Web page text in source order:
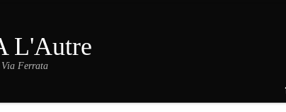
L'Autre
Via Ferrata